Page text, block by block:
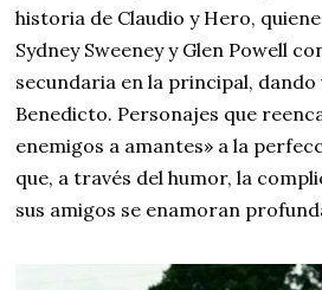
historia de Claudio y Hero,
Sydney Sweeney y Glen Powell
secundaria en la principal, dando
Benedicto. Personajes que
enemigos a amantes» a la
que, a través del humor, la
sus amigos se enamoran